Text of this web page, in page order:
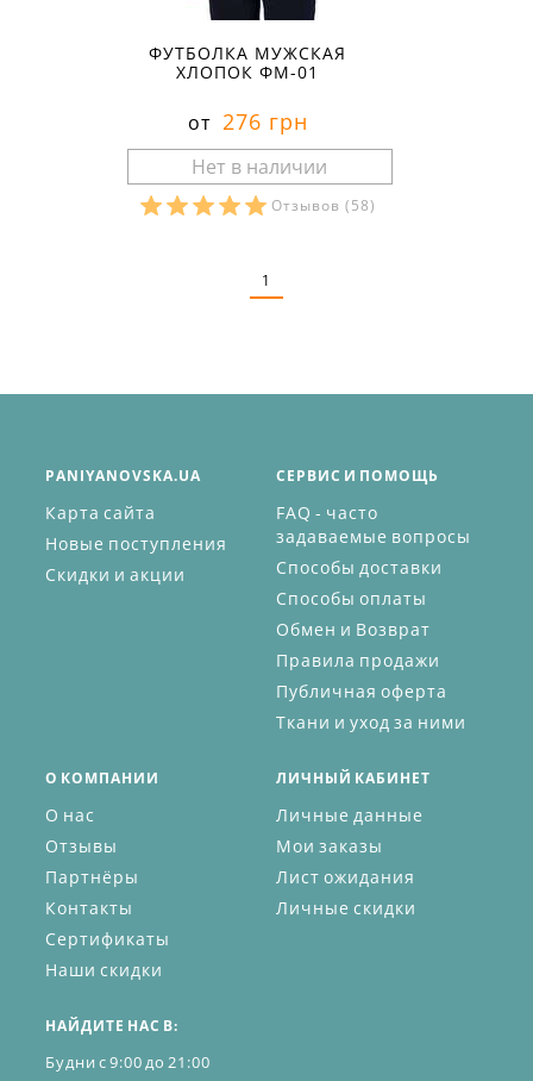
ФУТБОЛКА МУЖСКАЯ
ХЛОПОК ФМ-01
от 276 грн
Отзывов (58)
1
PANIYANOVSKA.UA
Карта сайта
Новые поступления
Скидки и акции
СЕРВИС И ПОМОЩЬ
FAQ - часто
задаваемые вопросы
Способы доставки
Способы оплаты
Обмен и Возврат
Правила продажи
Публичная оферта
Ткани и уход за ними
О КОМПАНИИ
О нас
Отзывы
Партнёры
Контакты
Сертификаты
Наши скидки
ЛИЧНЫЙ КАБИНЕТ
Личные данные
Мои заказы
Лист ожидания
Личные скидки
НАЙДИТЕ НАС В:
Будни с 9:00 до 21:00